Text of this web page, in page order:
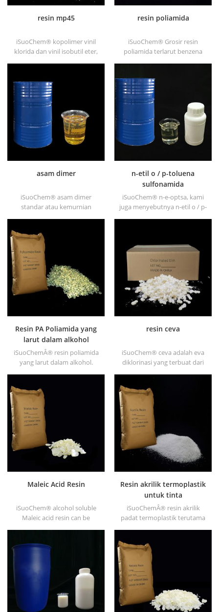
resin mp45
iSuoChem® kopolimer vinil
klorida dan vinil isobutil eter,
terklorinasi yang baik dan
dikembangkan untuk
mencetak tinta dan cat anti
korosi yang berat.
resin poliamida
iSuoChem® Grosir resin
poliamida terlarut benzena
dan dt556 .
asam dimer
iSuoChem® asam dimer
standar atau kemurnian
nyala tinggi dan titik api tidak
membeku di bawah suhu
rendah, viskositas baik dan
bangsa yang baik. itu larut
dalam sebagian besar pelarut,
tidak pernah larut dalam air.
n-etil o / p-toluena
sulfonamida
iSuoChem® n-e-optsa, kami
juga menyebutnya n-etil o / p-
sulfonamide (n-e-o / ptsa).
Resin PA Poliamida yang
larut dalam alkohol
iSuoChemÂ® resin poliamida
yang larut dalam alkohol.
berbagai jenis, seperti DT610,
DT610A, DT610H, dan dt6245
resin ceva
iSuoChem® ceva adalah eva
diklorinasi yang terbuat dari
organik seperti toluena, ester,
Maleic Acid Resin
iSuoChem® alcohol soluble
Maleic acid resin can be
alcoholic solvent. it offers
Resin akrilik termoplastik
untuk tinta
iSuoChemÂ® resin akrilik
padat termoplastik terutama
wadah, dll